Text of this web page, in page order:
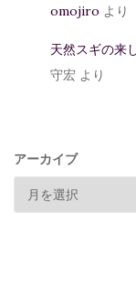
omojiro より
天然スギの来
守宏 より
アーカイブ